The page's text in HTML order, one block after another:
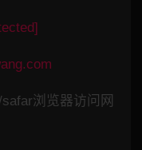
浏览器访问网